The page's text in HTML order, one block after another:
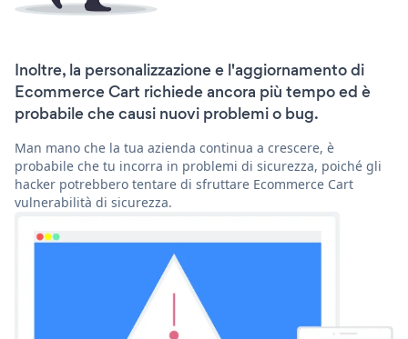
Inoltre, la personalizzazione e l'aggiornamento di
Ecommerce Cart richiede ancora più tempo ed è
probabile che causi nuovi problemi o bug.
Man mano che la tua azienda continua a crescere, è
probabile che tu incorra in problemi di sicurezza, poiché gli
hacker potrebbero tentare di sfruttare Ecommerce Cart
vulnerabilità di sicurezza.